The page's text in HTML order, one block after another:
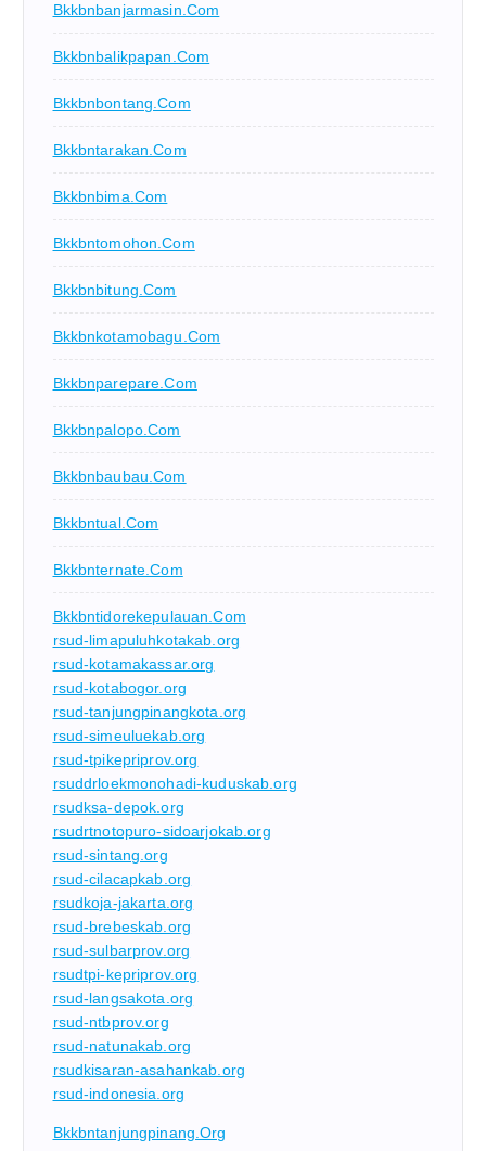
Bkkbnbanjarmasin.com
Bkkbnbalikpapan.com
Bkkbnbontang.com
Bkkbntarakan.com
Bkkbnbima.com
Bkkbntomohon.com
Bkkbnbitung.com
Bkkbnkotamobagu.com
Bkkbnparepare.com
Bkkbnpalopo.com
Bkkbnbaubau.com
Bkkbntual.com
Bkkbnternate.com
Bkkbntidorekepulauan.com
rsud-limapuluhkotakab.org
rsud-kotamakassar.org
rsud-kotabogor.org
rsud-tanjungpinangkota.org
rsud-simeuluekab.org
rsud-tpikepriprov.org
rsuddrloekmonohadi-kuduskab.org
rsudksa-depok.org
rsudrtnotopuro-sidoarjokab.org
rsud-sintang.org
rsud-cilacapkab.org
rsudkoja-jakarta.org
rsud-brebeskab.org
rsud-sulbarprov.org
rsudtpi-kepriprov.org
rsud-langsakota.org
rsud-ntbprov.org
rsud-natunakab.org
rsudkisaran-asahankab.org
rsud-indonesia.org
Bkkbntanjungpinang.org